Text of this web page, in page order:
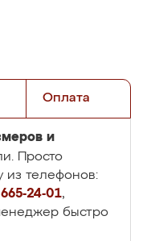
Оплата
и
Просто
из телефонов:
24-01,
быстро